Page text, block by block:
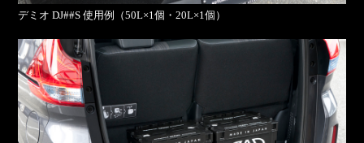
デミオ DJ##S 使用例（50L×1個・20L×1個）